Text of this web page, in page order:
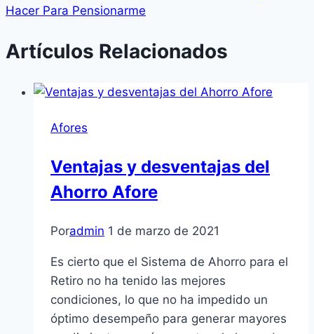
Hacer Para Pensionarme
Artículos Relacionados
Afores
Ventajas y desventajas del
Ahorro Afore
Poradmin 1 de marzo de 2021
Es cierto que el Sistema de Ahorro para el
Retiro no ha tenido las mejores
condiciones, lo que no ha impedido un
óptimo desempeño para generar mayores